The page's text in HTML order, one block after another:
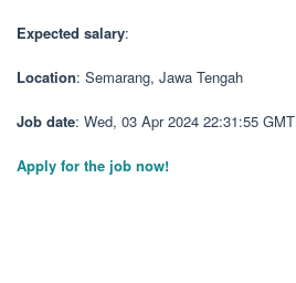
Expected salary:
Location: Semarang, Jawa Tengah
Job date: Wed, 03 Apr 2024 22:31:55 GMT
Apply for the job now!